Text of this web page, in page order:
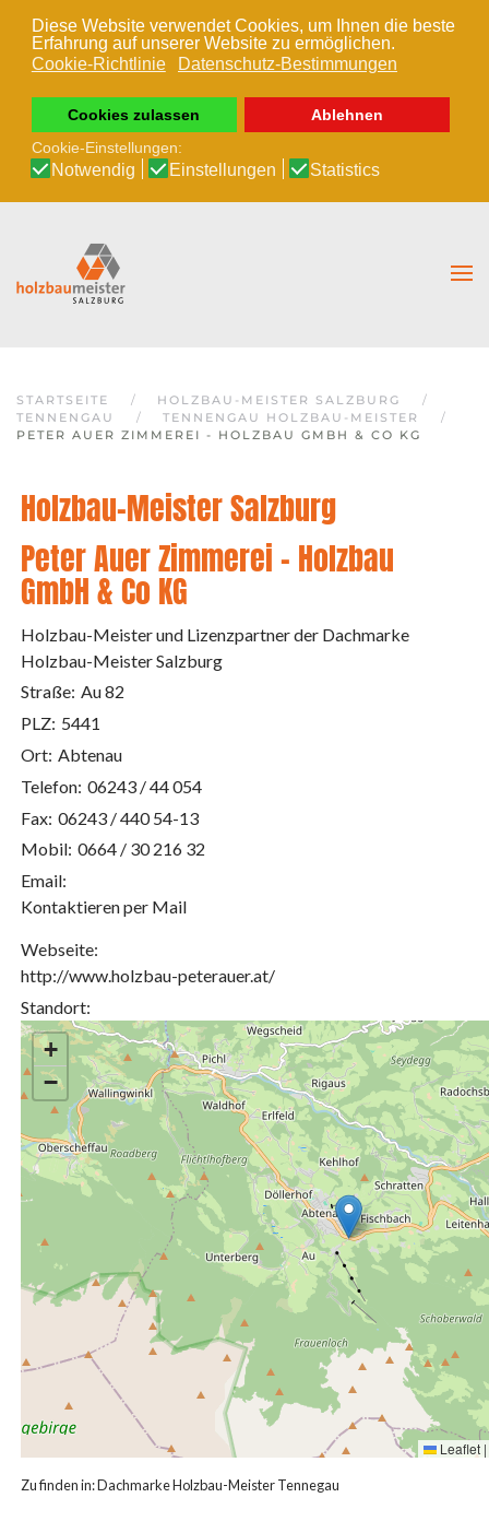
Diese Website verwendet Cookies, um Ihnen die beste
Erfahrung auf unserer Website zu ermöglichen.
Cookie-Richtlinie
Datenschutz-Bestimmungen
Cookies zulassen
Ablehnen
Cookie-Einstellungen:
Notwendig Einstellungen Statistics
Zum Hauptinhalt springen
STARTSEITE
HOLZBAU-MEISTER SALZBURG
TENNENGAU
TENNENGAU HOLZBAU-MEISTER
PETER AUER ZIMMEREI - HOLZBAU GMBH & CO KG
Holzbau-Meister Salzburg
Peter Auer Zimmerei - Holzbau
GmbH & Co KG
Holzbau-Meister und Lizenzpartner der Dachmarke
Holzbau-Meister Salzburg
Straße: Au 82
PLZ: 5441
Ort: Abtenau
Telefon: 06243 / 44 054
Fax: 06243 / 440 54-13
Mobil: 0664 / 30 216 32
Email:
Kontaktieren per Mail
Webseite:
http://www.holzbau-peterauer.at/
Standort:
+
−
Leaflet |
Zu finden in:Dachmarke Holzbau-Meister Tennegau